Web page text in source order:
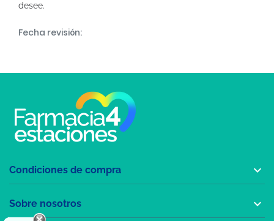
desee.
Fecha revisión:
Condiciones de compra 
Sobre nosotros 